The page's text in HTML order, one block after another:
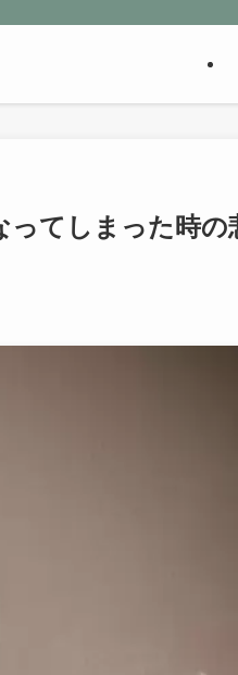
に包まれる魅惑の世界を探求しよ
ってしまった時の